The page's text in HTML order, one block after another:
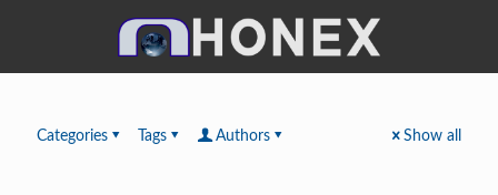
Categories Tags Authors Show all